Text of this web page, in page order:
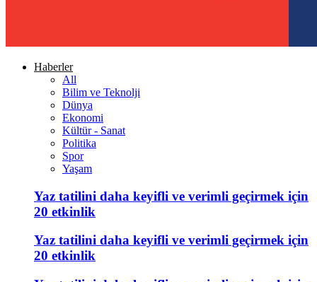
Haberler
All
Bilim ve Teknolji
Dünya
Ekonomi
Kültür - Sanat
Politika
Spor
Yaşam
Yaz tatilini daha keyifli ve verimli geçirmek için
20 etkinlik
Yaz tatilini daha keyifli ve verimli geçirmek için
20 etkinlik